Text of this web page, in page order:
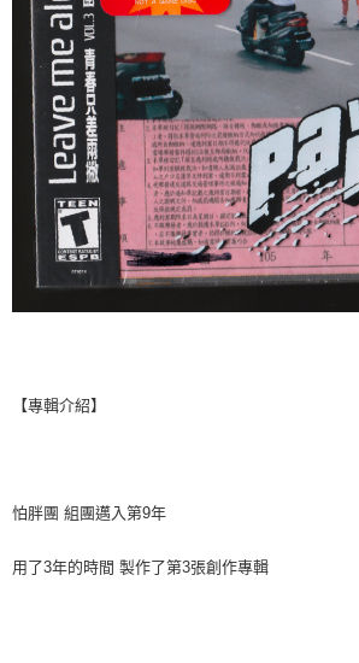
【專輯介紹】
怕胖團 組團邁入第9年
用了3年的時間 製作了第3張創作專輯